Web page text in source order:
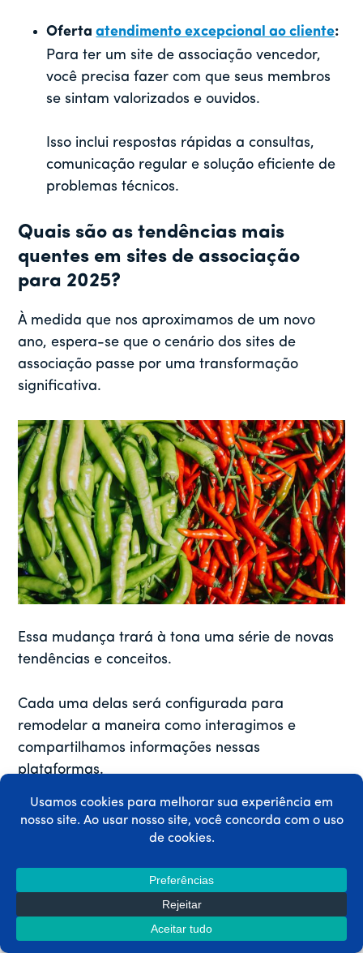
Ofertaatendimento excepcional ao cliente:
Para ter um site de associação vencedor,
você precisa fazer com que seus membros
se sintam valorizados e ouvidos.
Isso inclui respostas rápidas a consultas,
comunicação regular e solução eficiente de
problemas técnicos.
Quais são as tendências mais
quentes em sites de associação
para 2025?
À medida que nos aproximamos de um novo
ano, espera-se que o cenário dos sites de
associação passe por uma transformação
significativa.
Essa mudança trará à tona uma série de novas
tendências e conceitos.
Cada uma delas será configurada para
remodelar a maneira como interagimos e
compartilhamos informações nessas
plataformas.
Nesta seção, exploraremosalgumas das
maiores tendênciasprojetada para dominar a
Vamos dar uma olhada noaumento das
, ouso de gamificação